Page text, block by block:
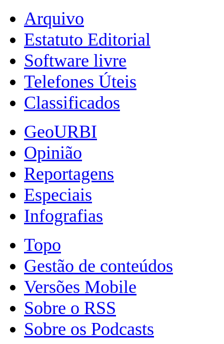
Arquivo
Estatuto Editorial
Software livre
Telefones Úteis
Classificados
GeoURBI
Opinião
Reportagens
Especiais
Infografias
Topo
Gestão de conteúdos
Versões Mobile
Sobre o RSS
Sobre os Podcasts